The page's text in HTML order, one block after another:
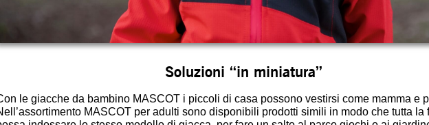
Soluzioni “in miniatura”
le giacche da bambino MASCOT i piccoli di casa possono vestirsi come mamma e
MASCOT per adulti sono disponibili prodotti simili in modo che tutta la